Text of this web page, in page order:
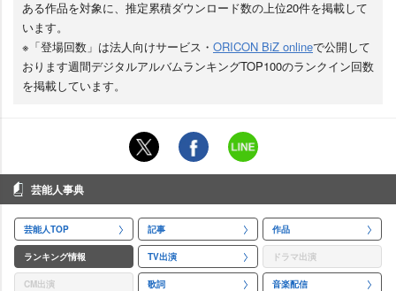
ある作品を対象に、推定累積ダウンロード数の上位20件を掲載して
います。
※「登場回数」は法人向けサービス・ ORICON BiZ onlineで公開して
おります週間デジタルアルバムランキングTOP100のランクイン回数
を掲載しています。
芸能人事典
芸能人TOP 記事 作品
ランキング情報 TV出演 ドラマ出演
CM出演 歌詞 音楽配信